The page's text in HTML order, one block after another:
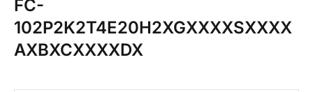
FC-
102P2K2T4E20H2XGXXXXSXXXX
AXBXCXXXXDX